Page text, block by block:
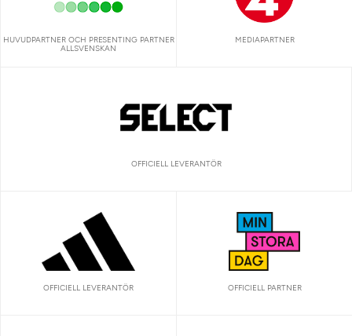
HUVUDPARTNER OCH PRESENTING PARTNER
ALLSVENSKAN
MEDIAPARTNER
OFFICIELL LEVERANTÖR
OFFICIELL LEVERANTÖR OFFICIELL PARTNER